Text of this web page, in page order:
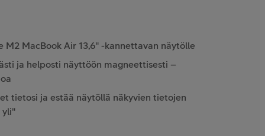
M2 MacBook Air 13,6" -kannettavan näytölle
ja helposti näyttöön magneettisesti –
tietosi ja estää näytöllä näkyvien tietojen
yli"